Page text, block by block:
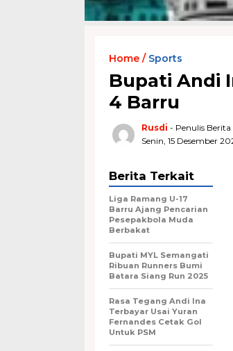
Home / Sports
Bupati Andi
4 Barru
Rusdi - Penulis Berita
Senin, 15 Desember
Berita Terkait
Liga Ramang U-17
Barru Ajang Pencarian
Pesepakbola Muda
Berbakat
Bupati MYL Semangati
Ribuan Runners Bumi
Batara Siang Run 2025
Rasa Tegang Andi Ina
Terbayar Usai Yuran
Fernandes Cetak Gol
Untuk PSM